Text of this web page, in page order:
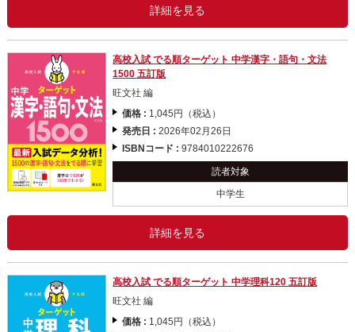
詳細を見る
高校入試 でる順ターゲット 中学漢字・語句・文法
1500 五訂版
旺文社 編
価格 : 1,045円（税込）
発売日 :2026年02月26日
ISBNコード :9784010222676
読者対象
中学生
詳細を見る
高校入試 でる順ターゲット 中学理科120 五訂版
旺文社 編
価格 : 1,045円（税込）